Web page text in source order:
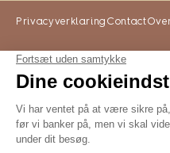
Privacyverklaring Contact
©2022 SBM Life Science Alle